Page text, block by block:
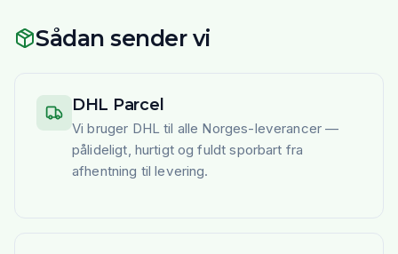
Sådan sender vi
DHL Parcel
Vi bruger DHL til alle Norges-leverancer —
pålideligt, hurtigt og fuldt sporbart fra
afhentning til levering.